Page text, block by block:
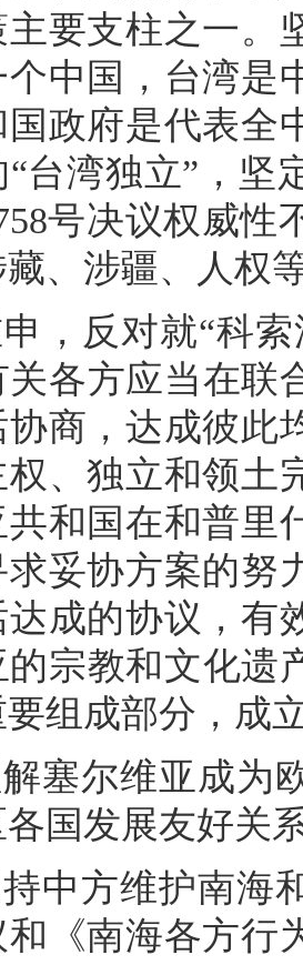
要支柱之一。
个中国，台湾
国政府是代表全
台湾独立”，坚
号决议权威
、涉疆、人权
，反对就“科
各方应当在联
协商，达成彼此
权、独立和领土
共和国在和普里
妥协方案的努
成的协议，有
宗教和文化遗
组成部分，成
塞尔维亚成为
国发展友好关
中方维护南海
和《南海各方行